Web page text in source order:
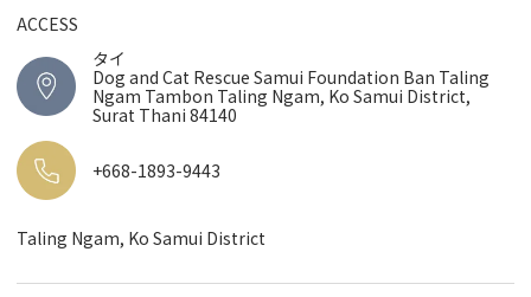
ACCESS
タイ
Dog and Cat Rescue Samui Foundation Ban Taling
Ngam Tambon Taling Ngam, Ko Samui District,
Surat Thani 84140
+668-1893-9443
Taling Ngam, Ko Samui District